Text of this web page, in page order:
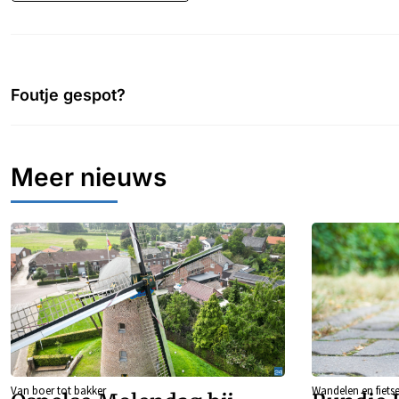
Foutje gespot?
Meer nieuws
Van boer tot bakker Wandelen en